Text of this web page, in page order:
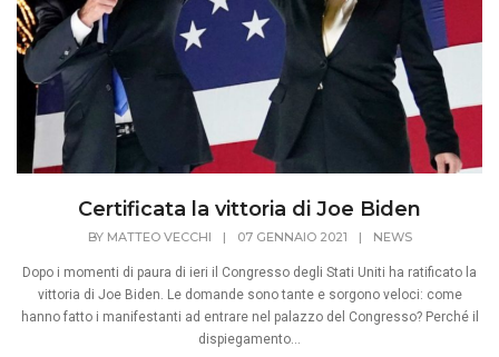
Certificata la vittoria di Joe Biden
BY MATTEO VECCHI | 07 GENNAIO 2021 | NEWS
Dopo i momenti di paura di ieri il Congresso degli Stati Uniti ha ratificato la
vittoria di Joe Biden. Le domande sono tante e sorgono veloci: come
hanno fatto i manifestanti ad entrare nel palazzo del Congresso? Perché il
dispiegamento...